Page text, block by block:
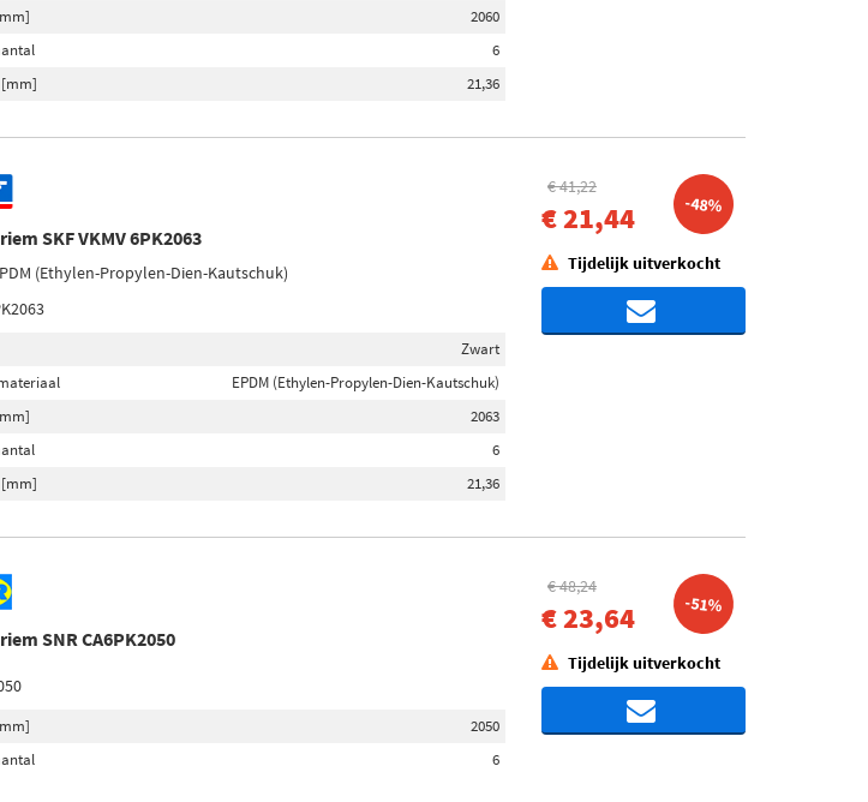
2060
6
21,36
SKF VKMV 6PK2063
(Ethylen-Propylen-Dien-Kautschuk)
Zwart
EPDM (Ethylen-Propylen-Dien-Kautschuk)
2063
6
21,36
€ 41,22
€ 21,44 -48%
Tijdelijk uitverkocht
SNR CA6PK2050
2050
6
€ 48,24
€ 23,64 -51%
Tijdelijk uitverkocht